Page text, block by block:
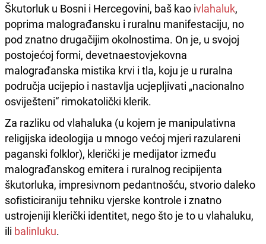
Škutorluk u Bosni i Hercegovini, baš kao ivlahaluk,
poprima malograđansku i ruralnu manifestaciju, no
pod znatno drugačijim okolnostima. On je, u svojoj
postojećoj formi, devetnaestovjekovna
malograđanska mistika krvi i tla, koju je u ruralna
područja ucijepio i nastavlja ucjepljivati „nacionalno
osviješteni“ rimokatolički klerik.
Za razliku od vlahaluka (u kojem je manipulativna
religijska ideologija u mnogo većoj mjeri razulareni
paganski folklor), klerički je medijator između
malograđanskog emitera i ruralnog recipijenta
škutorluka, impresivnom pedantnošću, stvorio daleko
sofisticiraniju tehniku vjerske kontrole i znatno
ustrojeniji klerički identitet, nego što je to u vlahaluku,
ili balinluku.